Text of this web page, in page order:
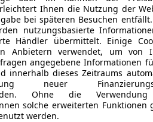
Ihnen die Nutzung der
bei späteren Besuchen
nutzungsbasierte
Händler übermittelt. Einige
Anbietern verwendet, um von
angegebene Informationen
innerhalb dieses Zeitraums
neuer
Ohne die
solche erweiterten Funktionen
werden.